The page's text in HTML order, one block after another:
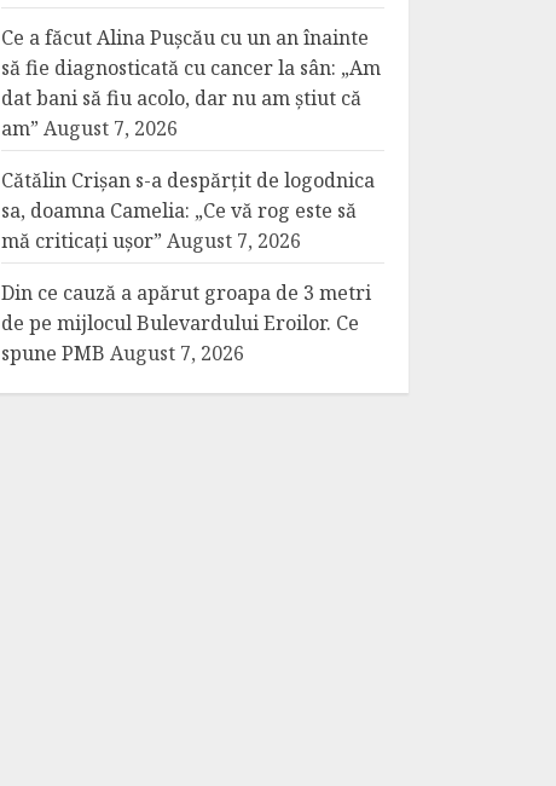
Ce a făcut Alina Pușcău cu un an înainte
să fie diagnosticată cu cancer la sân: „Am
dat bani să fiu acolo, dar nu am știut că
am” August 7, 2026
Cătălin Crișan s-a despărțit de logodnica
sa, doamna Camelia: „Ce vă rog este să
mă criticați ușor” August 7, 2026
Din ce cauză a apărut groapa de 3 metri
de pe mijlocul Bulevardului Eroilor. Ce
spune PMB August 7, 2026